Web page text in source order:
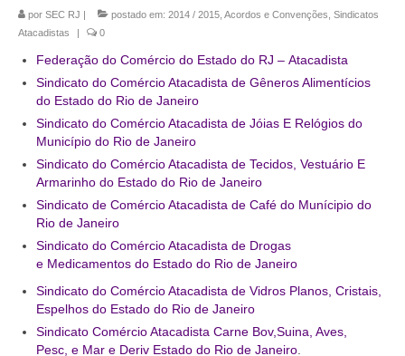
Estatuto
Atendimentos
Coletivo Margaridas
Coletivo de Igualdade Racial
DENÚNCIAS
SERVIÇOS
Acordos e convenções
Homologações
Jurídico
por SEC RJ | postado em: 2014 / 2015 Acordos e Convenções Sindicatos
Atacadistas
| 0
Federação do Comércio do Estado do RJ – Atacadista
Sindicato do Comércio Atacadista de Gêneros Alimentícios
do Estado do Rio de Janeiro
Sindicato do Comércio Atacadista de Jóias E Relógios do
Município do Rio de Janeiro
Sindicato do Comércio Atacadista de Tecidos, Vestuário E
Armarinho do Estado do Rio de Janeiro
Sindicato de Comércio Atacadista de Café do Munícipio do
Rio de Janeiro
Sindicato do Comércio Atacadista de Drogas
e Medicamentos do Estado do Rio de Janeiro
Sindicato do Comércio Atacadista de Vidros Planos, Cristais,
Espelhos do Estado do Rio de Janeiro
Sindicato Comércio Atacadista Carne Bov,Suina, Aves,
Pesc, e Mar e Deriv Estado do Rio de Janeiro